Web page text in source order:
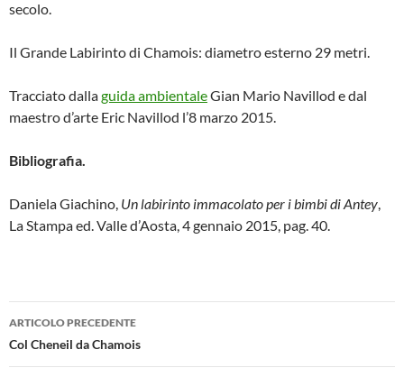
secolo.
Il Grande Labirinto di Chamois: diametro esterno 29 metri.
Tracciato dallaguida ambientaleGian Mario Navillod e dal
maestro d’arte Eric Navillod l’8 marzo 2015.
Bibliografia.
Daniela Giachino, Un labirinto immacolato per i bimbi di Antey,
La Stampa ed. Valle d’Aosta, 4 gennaio 2015, pag. 40.
Navigazione
articolo
ARTICOLO PRECEDENTE
Col Cheneil da Chamois